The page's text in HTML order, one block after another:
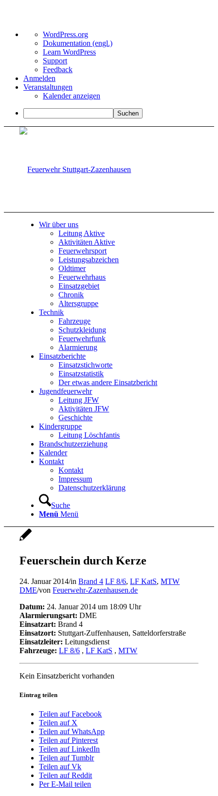
Über
WordPress
WordPress.org
Dokumentation (engl.)
Learn WordPress
Support
Feedback
Anmelden
Veranstaltungen
Kalender anzeigen
Suchen
Wir über uns
Leitung Aktive
Aktivitäten Aktive
Feuerwehrsport
Leistungsabzeichen
Oldtimer
Feuerwehrhaus
Einsatzgebiet
Chronik
Altersgruppe
Technik
Fahrzeuge
Schutzkleidung
Feuerwehrfunk
Alarmierung
Einsatzberichte
Einsatzstichworte
Einsatzstatistik
Der etwas andere Einsatzbericht
Jugendfeuerwehr
Leitung JFW
Aktivitäten JFW
Geschichte
Kindergruppe
Leitung Löschfantis
Brandschutzerziehung
Kalender
Kontakt
Kontakt
Impressum
Datenschutzerklärung
Suche
Menü Menü
Feuerschein durch Kerze
24. Januar 2014/inBrand 4 LF 8/6,LF KatS,MTW
DME/vonFeuerwehr-Zazenhausen.de
Datum: 24. Januar 2014 um 18:09 Uhr
Alarmierungsart: DME
Einsatzart: Brand 4
Einsatzort: Stuttgart-Zuffenhausen, Satteldorferstraße
Einsatzleiter: Leitungsdienst
Fahrzeuge: LF 8/6 ,LF KatS ,MTW
Kein Einsatzbericht vorhanden
Eintrag teilen
Teilen auf Facebook
Teilen auf X
Teilen auf WhatsApp
Teilen auf Pinterest
Teilen auf LinkedIn
Teilen auf Tumblr
Teilen auf Vk
Teilen auf Reddit
Per E-Mail teilen